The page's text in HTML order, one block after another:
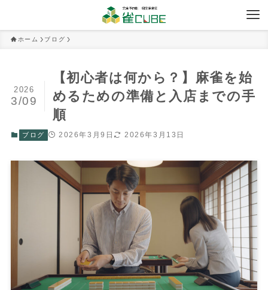
ホーム ブログ
【初心者は何から？】麻雀を始
めるための準備と入店までの手
順
2026
3/09
ブログ 2026年3月9日 2026年3月13日